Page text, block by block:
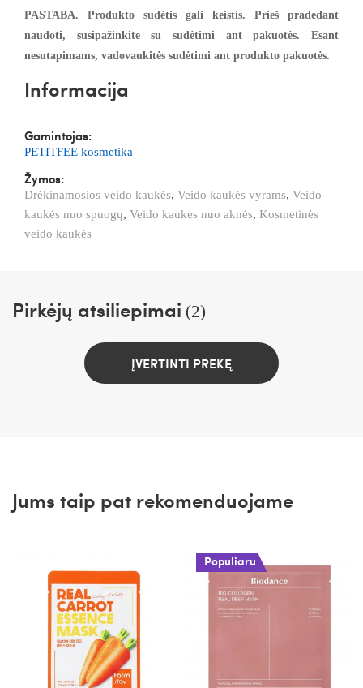
PASTABA. Produkto sudėtis gali keistis. Prieš pradedant
naudoti, susipažinkite su sudėtimi ant pakuotės. Esant
nesutapimams, vadovaukitės sudėtimi ant produkto pakuotės.
Informacija
Gamintojas:
PETITFEE kosmetika
Žymos:
Drėkinamosios veido kaukės, Veido kaukės vyrams, Veido
kaukės nuo spuogų, Veido kaukės nuo aknės, Kosmetinės
veido kaukės
Pirkėjų atsiliepimai (2)
ĮVERTINTI PREKĘ
Jums taip pat rekomenduojame
Populiaru